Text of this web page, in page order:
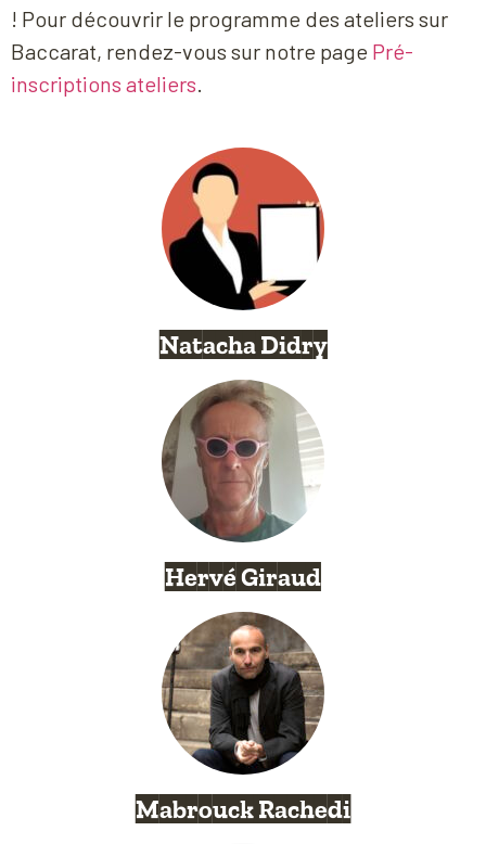
! Pour découvrir le programme des ateliers sur
Baccarat, rendez-vous sur notre page Pré-
inscriptions ateliers.
Natacha Didry
Hervé Giraud
Mabrouck Rachedi